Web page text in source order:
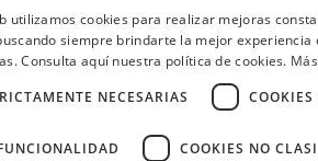
utilizamos cookies para realizar mejoras
siempre brindarte la mejor
Consulta aquí nuestra política de cookies.
NECESARIAS
COOKIES NO